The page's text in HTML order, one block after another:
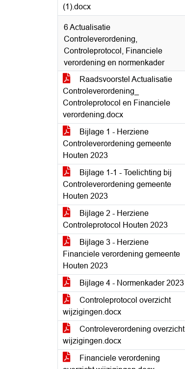
(1).docx
6 Actualisatie
Controleverordening,
Controleprotocol, Financiele
verordening en normenkader
Raadsvoorstel Actualisatie
Controleverordening_
Controleprotocol en Financiele
verordening.docx
Bijlage 1 - Herziene
Controleverordening gemeente
Houten 2023
Bijlage 1-1 - Toelichting bij
Controleverordening gemeente
Houten 2023
Bijlage 2 - Herziene
Controleprotocol Houten 2023
Bijlage 3 - Herziene
Financiele verordening gemeente
Houten 2023
Bijlage 4 - Normenkader 2023
Controleprotocol overzicht
wijzigingen.docx
Controleverordening overzicht
wijzigingen.docx
Financiele verordening